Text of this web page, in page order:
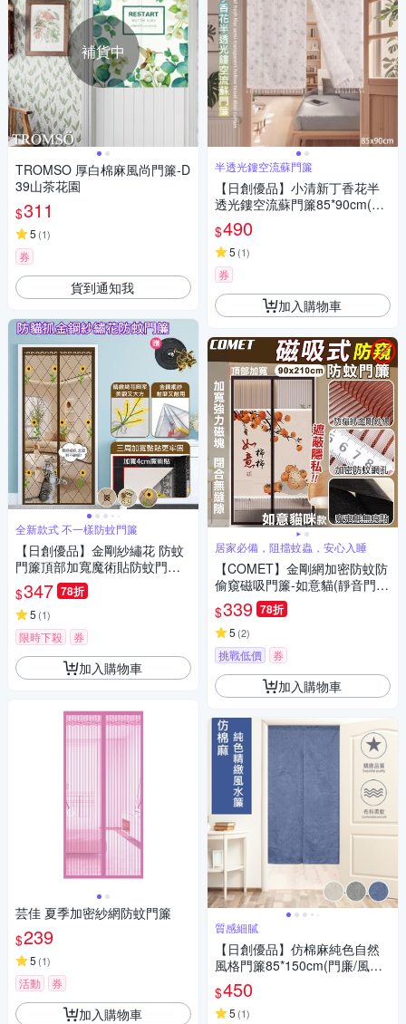
補貨中
TROMSO 厚白棉麻風尚門簾-D
39山茶花園
$311
5 (1)
券
貨到通知我
全新款式 不一樣防蚊門簾
【日創優品】金剛紗繡花 防蚊
門簾頂部加寬魔術貼防蚊門簾
(金剛紗/免釘魔術貼門簾/門簾/
防蚊門簾)
$347 78折
5 (1)
限時下殺 券
加入購物車
芸佳 夏季加密紗網防蚊門簾
$239
5 (1)
活動 券
加入購物車
半透光鏤空流蘇門簾
【日創優品】小清新丁香花半
透光鏤空流蘇門簾85*90cm(門
簾/風水簾/窗簾/隔簾/浴室門簾)
$490
5 (1)
券
加入購物車
居家必備，阻擋蚊蟲，安心入睡
【COMET】金剛網加密防蚊防
偷窺磁吸門簾-如意貓(靜音門簾
免打孔門簾 防蚊門簾 磁釦門簾
磁吸門簾/YJB009)
$339 78折
5 (2)
挑戰低價 券
加入購物車
質感細膩
【日創優品】仿棉麻純色自然
風格門簾85*150cm(門廉/風水
簾/窗簾/掛毯/隔簾/廚房 浴室 門
簾)
$450
5 (1)